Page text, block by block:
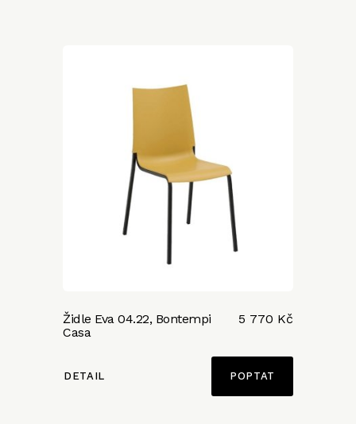
Židle Eva 04.22, Bontempi
Casa
5 770 Kč
DETAIL POPTAT